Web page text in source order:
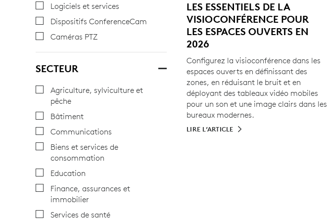
Logiciels et services
Dispositifs ConferenceCam
Caméras PTZ
SECTEUR
Agriculture, sylviculture et
pêche
Bâtiment
Communications
Biens et services de
consommation
Education
Finance, assurances et
immobilier
Services de santé
LES ESSENTIELS DE LA
VISIOCONFÉRENCE POUR
LES ESPACES OUVERTS EN
2026
Configurez la visioconférence dans les
espaces ouverts en définissant des
zones, en réduisant le bruit et en
déployant des tableaux vidéo mobiles
pour un son et une image clairs dans les
bureaux modernes.
LIRE L’ARTICLE